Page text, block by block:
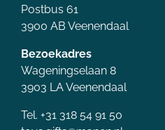
Postbus 61
3900 AB Veenendaal
Bezoekadres
Wageningselaan 8
3903 LA Veenendaal
Tel. +31 318 54 91 50